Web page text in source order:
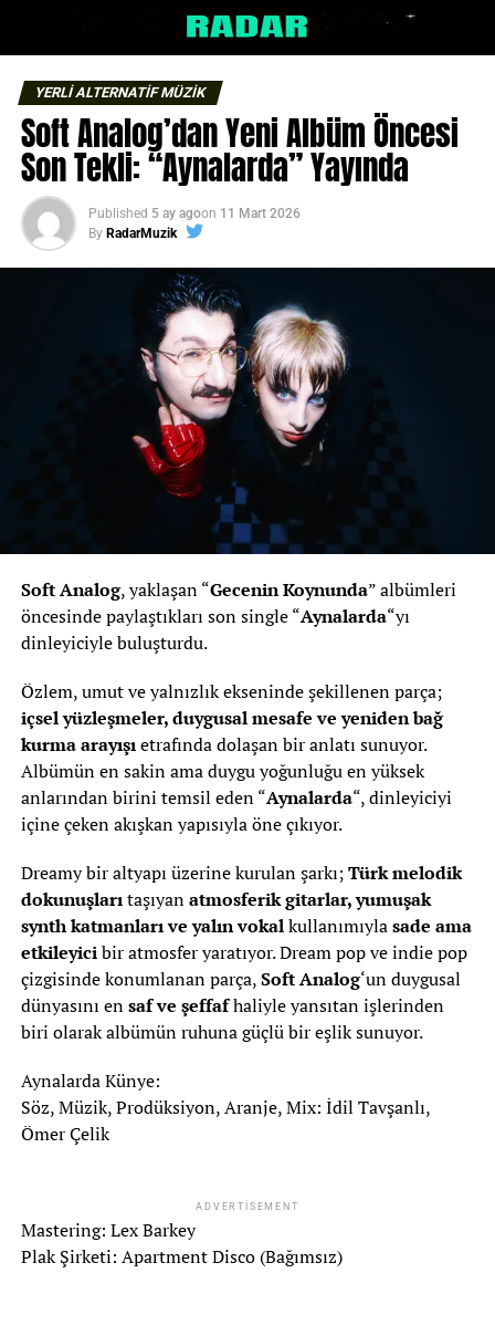
YERLİ ALTERNATİF MÜZİK
Soft Analog’dan Yeni Albüm Öncesi
Son Tekli: “Aynalarda” Yayında
Published 5 ay agoon 11 Mart 2026
By RadarMuzik
Soft Analog, yaklaşan “Gecenin Koynunda” albümleri
öncesinde paylaştıkları son single “Aynalarda“yı
dinleyiciyle buluşturdu.
Özlem, umut ve yalnızlık ekseninde şekillenen parça;
içsel yüzleşmeler, duygusal mesafe ve yeniden bağ
kurma arayışıetrafında dolaşan bir anlatı sunuyor.
Albümün en sakin ama duygu yoğunluğu en yüksek
anlarından birini temsil eden “Aynalarda“, dinleyiciyi
içine çeken akışkan yapısıyla öne çıkıyor.
Dreamy bir altyapı üzerine kurulan şarkı;Türk melodik
dokunuşlarıtaşıyanatmosferik gitarlar, yumuşak
synth katmanları ve yalın vokalkullanımıylasade ama
etkileyicibir atmosfer yaratıyor. Dream pop ve indie pop
çizgisinde konumlanan parça,Soft Analog‘un duygusal
dünyasını ensaf ve şeffafhaliyle yansıtan işlerinden
biri olarak albümün ruhuna güçlü bir eşlik sunuyor.
Aynalarda Künye:
Söz, Müzik, Prodüksiyon, Aranje, Mix: İdil Tavşanlı,
Ömer Çelik
ADVERTISEMENT
Mastering: Lex Barkey
Plak Şirketi: Apartment Disco (Bağımsız)